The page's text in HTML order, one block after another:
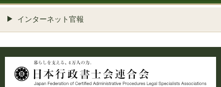
インターネット官報